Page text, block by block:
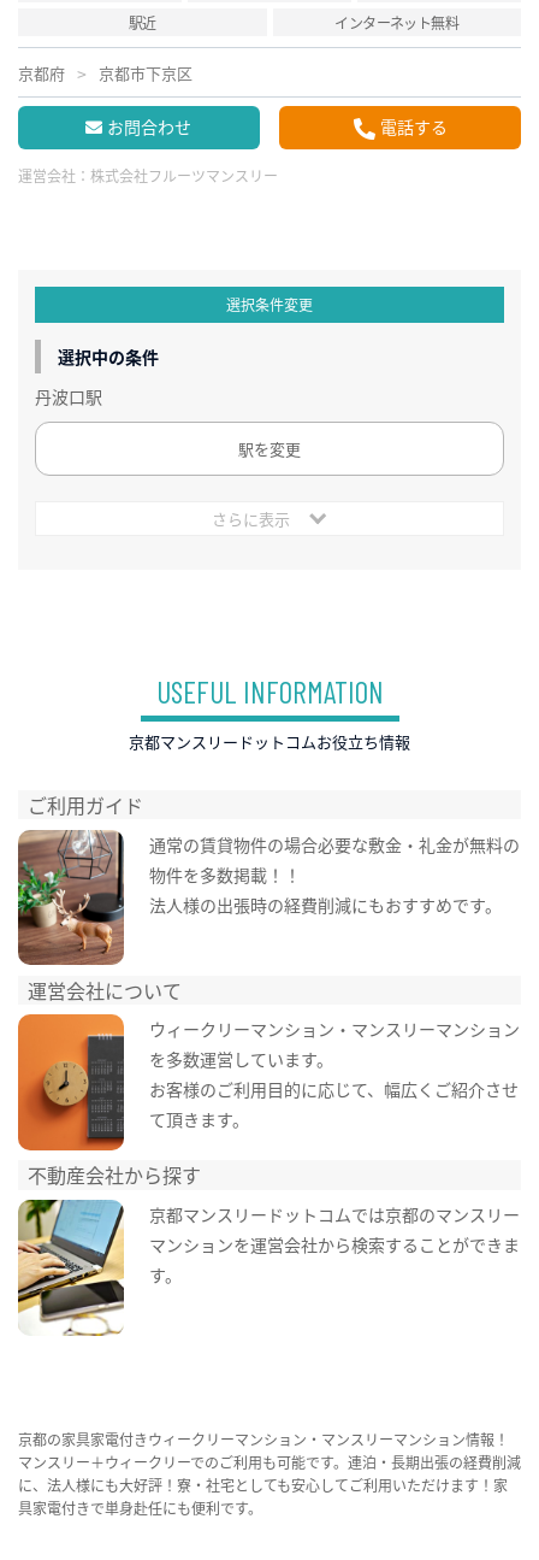
駅近
インターネット無料
京都府 京都市下京区
お問合わせ 電話する
運営会社： 株式会社フルーツマンスリー
選択条件変更
選択中の条件
丹波口駅
駅を変更
さらに表示
USEFUL INFORMATION
京都マンスリードットコムお役立ち情報
ご利用ガイド
通常の賃貸物件の場合必要な敷金・礼金が無料の
物件を多数掲載！！
法人様の出張時の経費削減にもおすすめです。
運営会社について
ウィークリーマンション・マンスリーマンション
を多数運営しています。
お客様のご利用目的に応じて、幅広くご紹介させ
て頂きます。
不動産会社から探す
京都マンスリードットコムでは京都のマンスリー
マンションを運営会社から検索することができま
す。
京都の家具家電付きウィークリーマンション・マンスリーマンション情報！
マンスリー＋ウィークリーでのご利用も可能です。連泊・長期出張の経費削減
に、法人様にも大好評！寮・社宅としても安心してご利用いただけます！家
具家電付きで単身赴任にも便利です。